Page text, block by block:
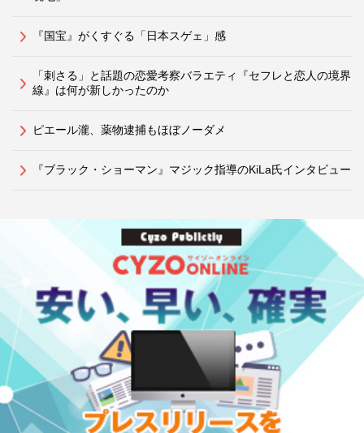
『国宝』がくすぐる「日本スゲェ」感
「刺さる」と話題の恋愛考察バラエティ『セフレと恋人の境界
線』は何が新しかったのか
ピエール瀧、薬物逮捕もほぼノーダメ
『ブラック・ショーマン』マジック指導のKiLa氏インタビュー